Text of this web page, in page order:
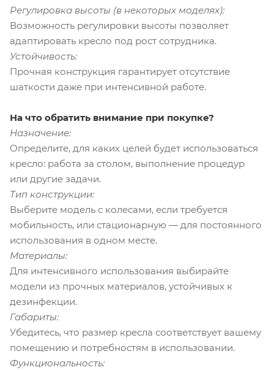
Регулировка высоты (в некоторых моделях):
Возможность регулировки высоты позволяет
адаптировать кресло под рост сотрудника.
Устойчивость:
Прочная конструкция гарантирует отсутствие
шаткости даже при интенсивной работе.
На что обратить внимание при покупке?
Назначение:
Определите, для каких целей будет использоваться
кресло: работа за столом, выполнение процедур
или другие задачи.
Тип конструкции:
Выберите модель с колесами, если требуется
мобильность, или стационарную — для постоянного
использования в одном месте.
Материалы:
Для интенсивного использования выбирайте
модели из прочных материалов, устойчивых к
дезинфекции.
Габариты:
Убедитесь, что размер кресла соответствует вашему
помещению и потребностям в использовании.
Функциональность: